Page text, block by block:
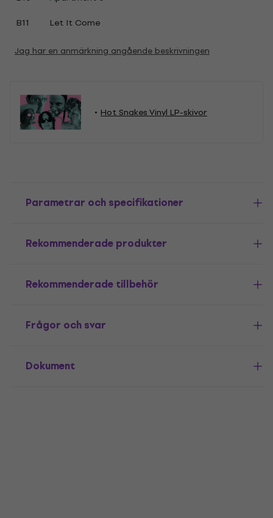
B11
Let It Come
Jag har en anmärkning angående beskrivningen
Hot Snakes Vinyl LP-skivor
Parametrar och specifikationer
Rekommenderade produkter
Rekommenderade tillbehör
Frågor och svar
Dokument